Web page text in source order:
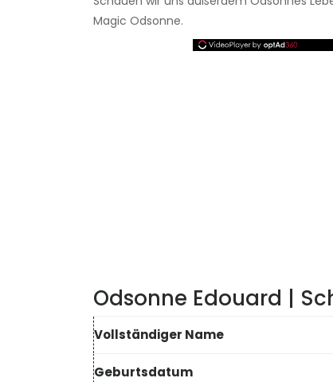
Magic Odsonne.
Odsonne Edouard |
Vollständiger Name
Geburtsdatum